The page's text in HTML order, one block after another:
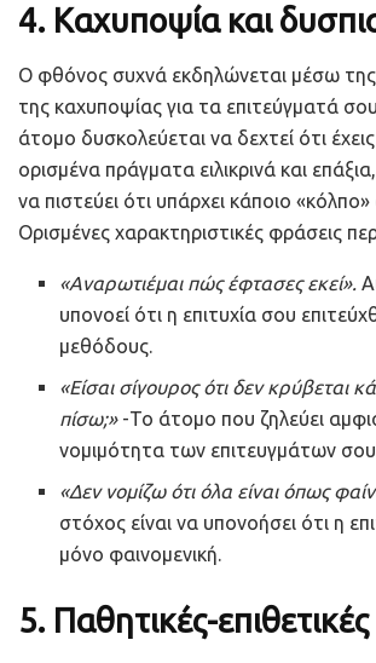
4. Καχυποψία και
Ο φθόνος συχνά εκδηλώνεται μέσω της
της καχυποψίας για τα επιτεύγματά
άτομο δυσκολεύεται να δεχτεί ότι έχεις
ορισμένα πράγματα ειλικρινά και
να πιστεύει ότι υπάρχει κάποιο
Ορισμένες χαρακτηριστικές φράσεις
«Αναρωτιέμαι πώς έφτασες εκεί».
υπονοεί ότι η επιτυχία σου
μεθόδους.
«Είσαι σίγουρος ότι δεν κρύβεται
πίσω;»-Το άτομο που ζηλεύει
νομιμότητα των επιτευγμάτων σου.
«Δεν νομίζω ότι όλα είναι όπως
στόχος είναι να υπονοήσει ότι η
μόνο φαινομενική.
5. Παθητικές-